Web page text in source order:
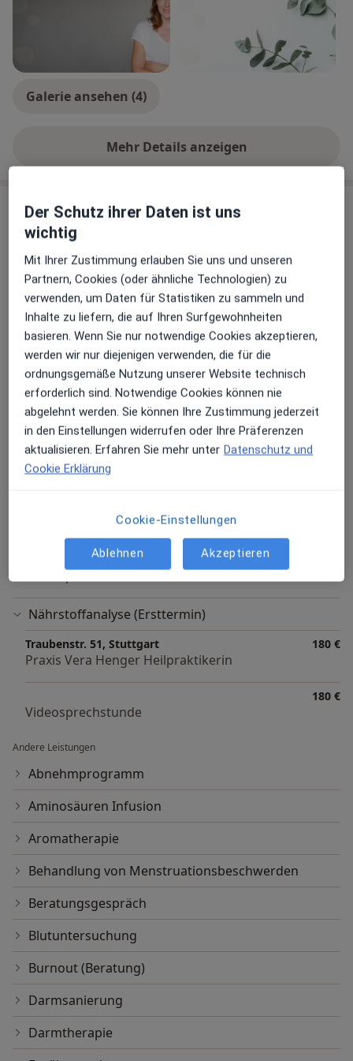
Therapieplan und messen nach einer bestimmten Zeit
Ich freue mich auf deine Kontaktaufnahme. In meiner
Praxis in der Traubenstraße 51 in Stuttgart bin ich für
Deine Vera Henger
Galerie ansehen (4)
Mehr Details anzeigen
über Erfahrungen
Leistungen & Kosten
Beliebte Leistungen
Erstuntersuchung (Neupatient/in)
Traubenstr. 51, Stuttgart
Praxis Vera Henger Heilpraktikerin
180 €
Videosprechstunde
Blutentnahme
Traubenstr. 51, Stuttgart
Mehr erfahren
Praxis Vera Henger Heilpraktikerin
Erstanamnese (Neupatient/in)
Praxis Vera Henger Heilpraktikerin
Videosprechstunde
Nährstoffanalyse (Ersttermin)
Traubenstr. 51, Stuttgart 180 €
Praxis Vera Henger Heilpraktikerin
180 €
Videosprechstunde
Andere Leistungen
Abnehmprogramm
Aminosäuren Infusion
Aromatherapie
Behandlung von Menstruationsbeschwerden
Beratungsgespräch
Blutuntersuchung
Burnout (Beratung)
Darmsanierung
Darmtherapie
Der Schutz ihrer Daten ist uns
wichtig
Mit Ihrer Zustimmung erlauben Sie uns und unseren
Partnern, Cookies (oder ähnliche Technologien) zu
verwenden, um Daten für Statistiken zu sammeln und
Inhalte zu liefern, die auf Ihren Surfgewohnheiten
basieren. Wenn Sie nur notwendige Cookies akzeptieren,
werden wir nur diejenigen verwenden, die für die
ordnungsgemäße Nutzung unserer Website technisch
erforderlich sind. Notwendige Cookies können nie
abgelehnt werden. Sie können Ihre Zustimmung jederzeit
in den Einstellungen widerrufen oder Ihre Präferenzen
aktualisieren. Erfahren Sie mehr unter Datenschutz und
Cookie Erklärung
Cookie-Einstellungen
Ablehnen Akzeptieren